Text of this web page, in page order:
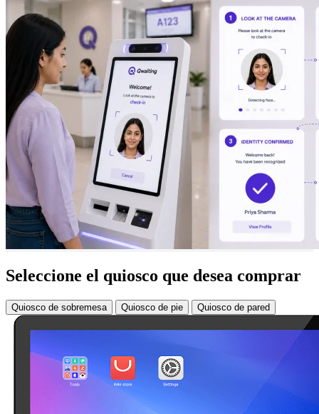
Seleccione el quiosco que desea comprar
Quiosco de sobremesa Quiosco de pie Quiosco de pared